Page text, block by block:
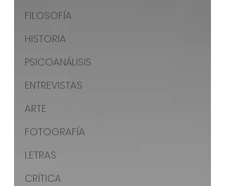
FILOSOFÍA
HISTORIA
PSICOANÁLISIS
ENTREVISTAS
ARTE
FOTOGRAFÍA
LETRAS
CRÍTICA